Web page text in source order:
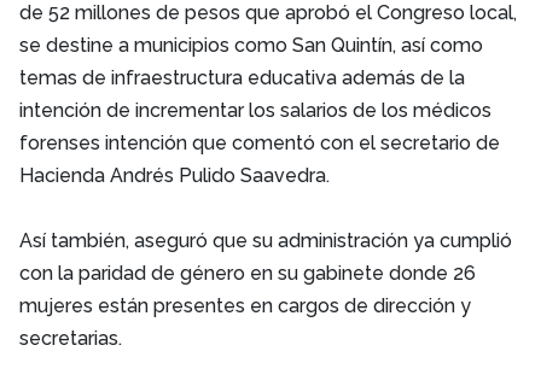
de 52 millones de pesos que aprobó el Congreso local,
se destine a municipios como San Quintín, así como
temas de infraestructura educativa además de la
intención de incrementar los salarios de los médicos
forenses intención que comentó con el secretario de
Hacienda Andrés Pulido Saavedra.
Así también, aseguró que su administración ya cumplió
con la paridad de género en su gabinete donde 26
mujeres están presentes en cargos de dirección y
secretarias.